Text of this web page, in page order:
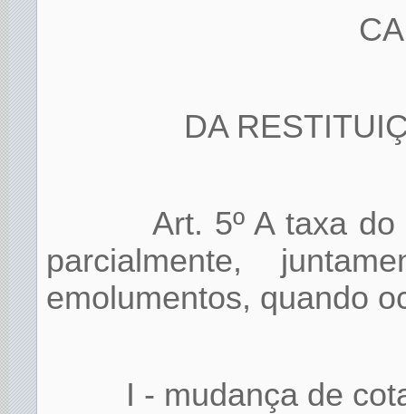
DA
Art. 5º A taxa
parcialmente,
emolumentos, quando
I - mudança de